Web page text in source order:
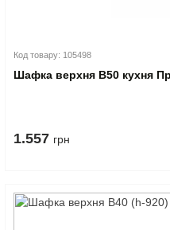
Код товару: 105498
Шафка верхня В50 кухня
1.557 грн